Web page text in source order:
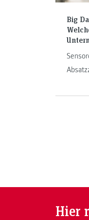
Big
Hier